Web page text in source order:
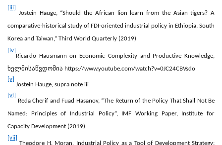
[iii]
Jostein Hauge, “Should the African lion learn from the Asian tigers? A
comparative-historical study of FDI-oriented industrial policy in Ethiopia, South
Korea and Taiwan,” Third World Quarterly (2019)
[iv]
Ricardo Hausmann on Economic Complexity and Productive Knowledge,
ხელმისაწვდომია https://www.youtube.com/watch?v=0JC24CBVsdo
[v]
Jostein Hauge, supra note iii
[vi]
Reda Cherif and Fuad Hasanov, “The Return of the Policy That Shall Not Be
Named: Principles of Industrial Policy”, IMF Working Paper, Institute for
Capacity Development (2019)
[vii]
Theodore H. Moran, Industrial Policy as a Tool of Development Strategy: